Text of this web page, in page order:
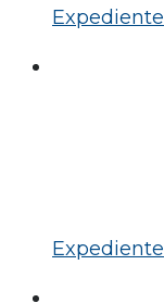
Expediente
Expediente